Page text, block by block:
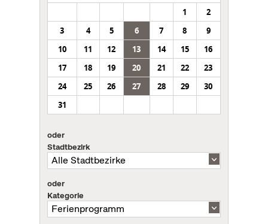
1
2
3
4 5 6 7 8
9
10
11 12 13 14 15
16
17
18 19 20 21 22
23
24
25 26 27 28 29
30
31
oder
Stadtbezirk
oder
Kategorie